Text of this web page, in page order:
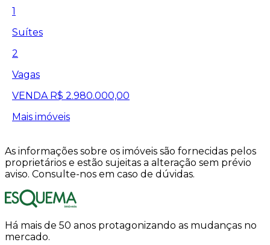
1
Suítes
2
Vagas
VENDA R$ 2.980.000,00
Mais imóveis
As informações sobre os imóveis são fornecidas pelos
proprietários e estão sujeitas a alteração sem prévio
aviso. Consulte-nos em caso de dúvidas.
Há mais de 50 anos protagonizando as mudanças no
mercado.